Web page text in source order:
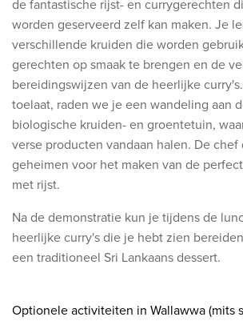
de fantastische rijst- en currygerechten
worden geserveerd zelf kan maken. Je
verschillende kruiden die worden
gerechten op smaak te brengen en de
bereidingswijzen van de heerlijke
toelaat, raden we je een wandeling aan
biologische kruiden- en groentetuin,
verse producten vandaan halen. De
geheimen voor het maken van de
met rijst.
Na de demonstratie kun je tijdens de
heerlijke curry's die je hebt zien
een traditioneel Sri Lankaans dessert.
​Optionele activiteiten in Wallawwa (mits